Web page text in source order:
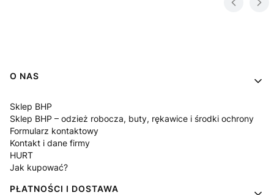
Linki w stopce
O NAS
Sklep BHP
Sklep BHP – odzież robocza, buty, rękawice i środki ochrony
Formularz kontaktowy
Kontakt i dane firmy
HURT
Jak kupować?
PŁATNOŚCI I DOSTAWA